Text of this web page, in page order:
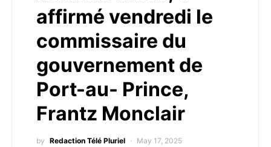
affirmé vendredi le
commissaire du
gouvernement de
Port-au- Prince,
Frantz Monclair
by Redaction Télé Pluriel May 17, 2025